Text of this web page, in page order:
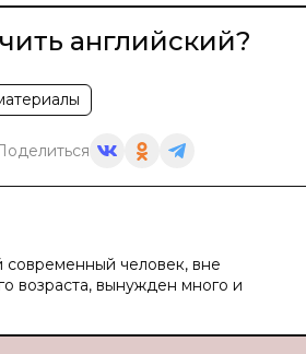
английский?
человек, вне
возраста, вынужден много и